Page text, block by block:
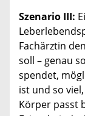
Szenario III:
Fachärztin
soll – genau
spendet,
ist und so
Körper passt